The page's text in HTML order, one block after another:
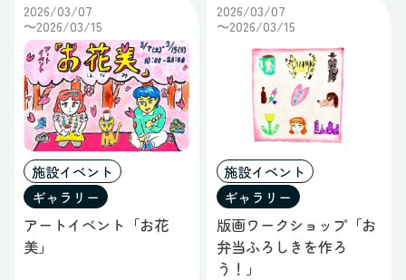
2026/03/07
～2026/03/15
施設イベント
ギャラリー
アートイベント「お花
美」
2026/03/07
～2026/03/15
施設イベント
ギャラリー
版画ワークショップ「お
弁当ふろしきを作ろ
う！」